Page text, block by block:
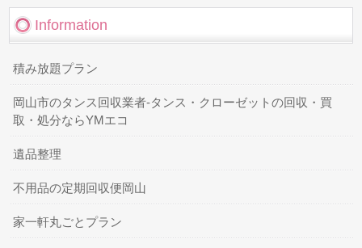
Information
積み放題プラン
岡山市のタンス回収業者-タンス・クローゼットの回収・買
取・処分ならYMエコ
遺品整理
不用品の定期回収便岡山
家一軒丸ごとプラン